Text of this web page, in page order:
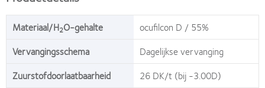
Materiaal/H2O-gehalte
ocufilcon D / 55%
Vervangingsschema
Dagelijkse vervanging
Zuurstofdoorlaatbaarheid
26 DK/t (bij -3.00D)